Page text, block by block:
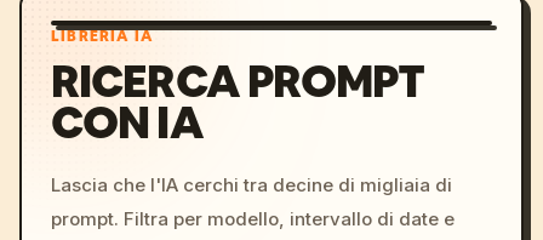
LIBRERIA IA
RICERCA PROMPT
CON IA
Lascia che l'IA cerchi tra decine di migliaia di
prompt. Filtra per modello, intervallo di date e